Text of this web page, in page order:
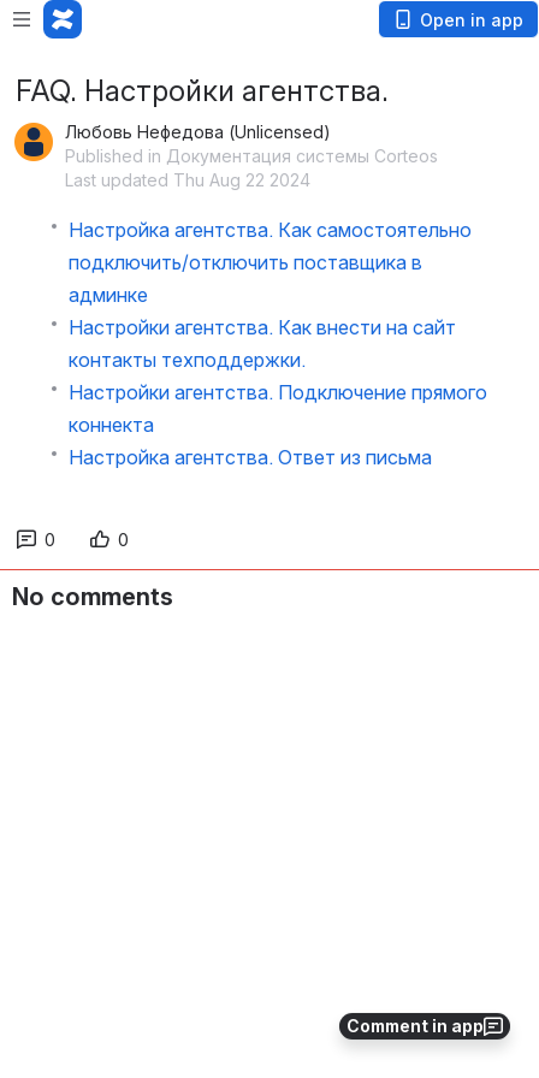
Open in app
Comment in app
FAQ. Настройки агентства.
Любовь Нефедова (Unlicensed)
Published in Документация системы Corteos
Last updated Thu Aug 22 2024
Настройка агентства. Как самостоятельно
подключить/отключить поставщика в
админке
Настройки агентства. Как внести на сайт
контакты техподдержки.
Настройки агентства. Подключение прямого
коннекта
Настройка агентства. Ответ из письма
0 0
No comments